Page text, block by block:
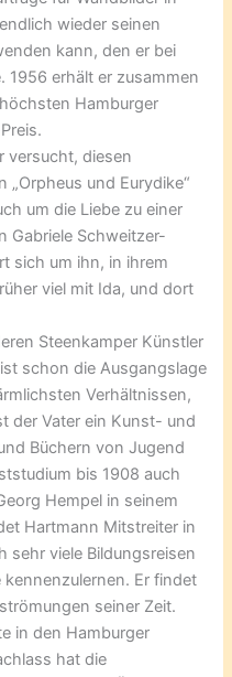
wieder seinen
kann, den er bei
1956 erhält er zusammen
Hamburger
versucht, diesen
„Orpheus und Eurydike“
um die Liebe zu einer
Gabriele Schweitzer-
sich um ihn, in ihrem
viel mit Ida, und dort
Steenkamper Künstler
schon die Ausgangslage
Verhältnissen,
der Vater ein Kunst- und
Büchern von Jugend
bis 1908 auch
Hempel in seinem
Hartmann Mitstreiter in
sehr viele Bildungsreisen
Er findet
seiner Zeit.
in den Hamburger
hat die